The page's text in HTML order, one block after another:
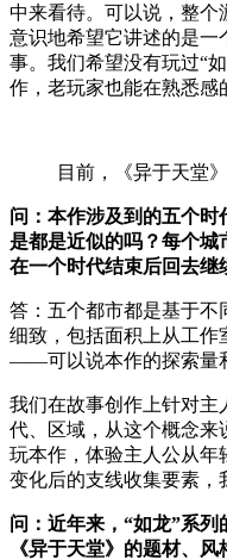
中来看待。可以说，整个
意识地希望它讲述的是一
事。我们希望没有玩过“
作，老玩家也能在熟悉感
目前，《异于天堂
问：本作涉及到的五个
是都是近似的吗？每个城
在一个时代结束后回去继
答：五个都市都是基于不
细致，包括面积上从工作
——可以说本作的探索量
我们在故事创作上针对主
代、区域，从这个概念来
玩本作，体验主人公从年
变化后的支线收集要素，
问：近年来，“如龙”系
《异于天堂》的题材、